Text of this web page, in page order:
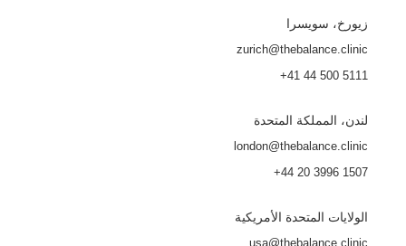
زيورخ، سويسرا
zurich@thebalance.clinic
+41 44 500 5111
لندن، المملكة المتحدة
london@thebalance.clinic
+44 20 3996 1507
الولايات المتحدة الأمريكية
usa@thebalance.clinic